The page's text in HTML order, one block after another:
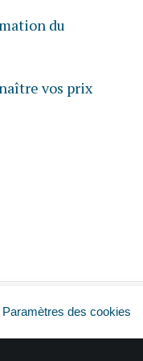
du
vos prix
Paramètres des cookies